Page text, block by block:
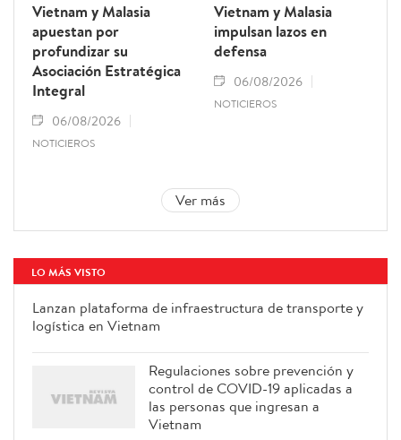
Vietnam y Malasia
apuestan por
profundizar su
Asociación Estratégica
Integral
06/08/2026
NOTICIEROS
Vietnam y Malasia
impulsan lazos en
defensa
06/08/2026
NOTICIEROS
Ver más
LO MÁS VISTO
Lanzan plataforma de
infraestructura de transporte y
Regulaciones sobre prevención y
control de COVID-19 aplicadas a